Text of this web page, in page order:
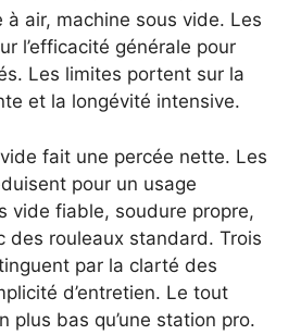
à air, machine sous vide. Les
l’efficacité générale pour
Les limites portent sur la
et la longévité intensive.
fait une percée nette. Les
pour un usage
vide fiable, soudure propre,
des rouleaux standard. Trois
par la clarté des
d’entretien. Le tout
plus bas qu’une station pro.